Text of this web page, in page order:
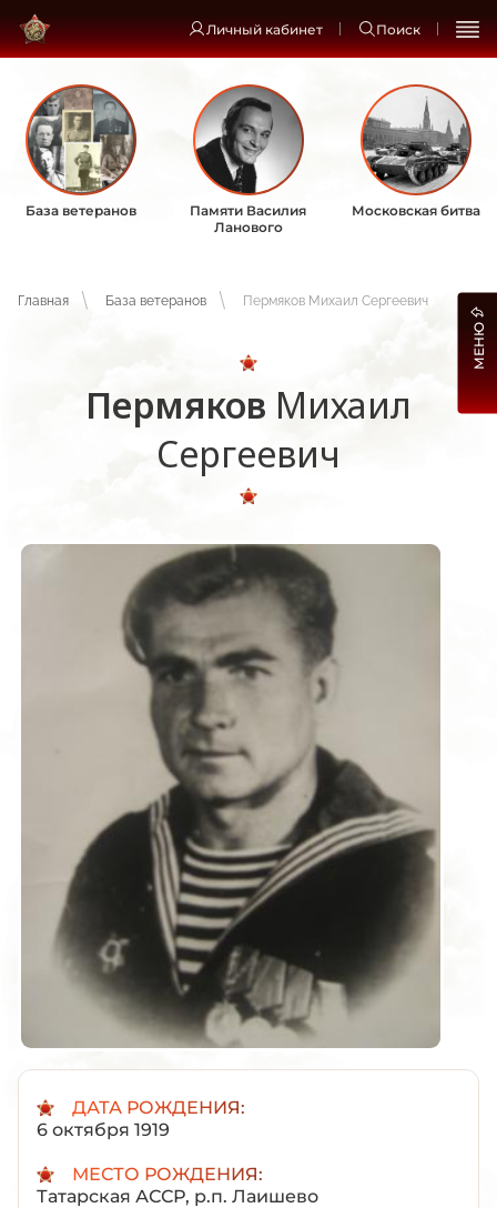
Личный кабинет Поиск
База ветеранов
Памяти Василия
Ланового
Московская битва
Главная База ветеранов Пермяков Михаил Сергеевич
Пермяков Михаил
Сергеевич
ДАТА РОЖДЕНИЯ:
6 октября 1919
МЕСТО РОЖДЕНИЯ:
Татарская АССР, р.п. Лаишево
МЕНЮ